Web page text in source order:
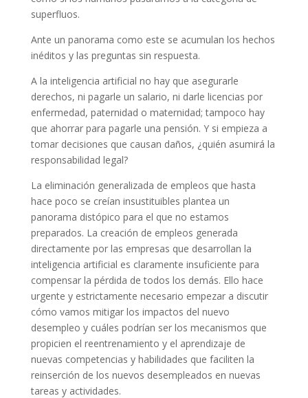
superfluos.
Ante un panorama como este se acumulan los hechos
inéditos y las preguntas sin respuesta.
A la inteligencia artificial no hay que asegurarle
derechos, ni pagarle un salario, ni darle licencias por
enfermedad, paternidad o maternidad; tampoco hay
que ahorrar para pagarle una pensión. Y si empieza a
tomar decisiones que causan daños, ¿quién asumirá la
responsabilidad legal?
La eliminación generalizada de empleos que hasta
hace poco se creían insustituibles plantea un
panorama distópico para el que no estamos
preparados. La creación de empleos generada
directamente por las empresas que desarrollan la
inteligencia artificial es claramente insuficiente para
compensar la pérdida de todos los demás. Ello hace
urgente y estrictamente necesario empezar a discutir
cómo vamos mitigar los impactos del nuevo
desempleo y cuáles podrían ser los mecanismos que
propicien el reentrenamiento y el aprendizaje de
nuevas competencias y habilidades que faciliten la
reinserción de los nuevos desempleados en nuevas
tareas y actividades.